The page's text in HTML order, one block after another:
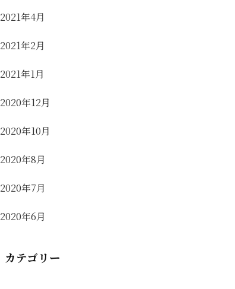
2021年4月
2021年2月
2021年1月
2020年12月
2020年10月
2020年8月
2020年7月
2020年6月
カテゴリー